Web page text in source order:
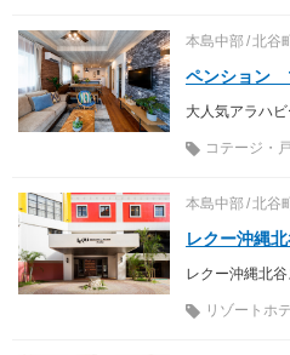
本島中部 北谷
ペンション
コテージ・
本島中部 北谷
レクー沖縄
レクー沖縄北
リゾートホ